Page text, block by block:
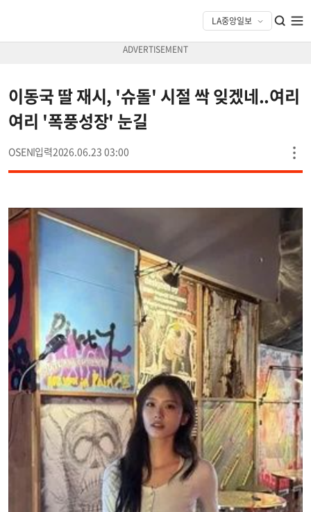
이동국 딸 재시, '슈돌' 시절 싹 잊겠네..여리
여리 '폭풍성장' 눈길
OSEN 2026.06.23 03:00